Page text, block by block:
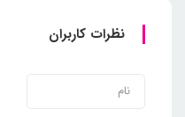
نظرات کاربران